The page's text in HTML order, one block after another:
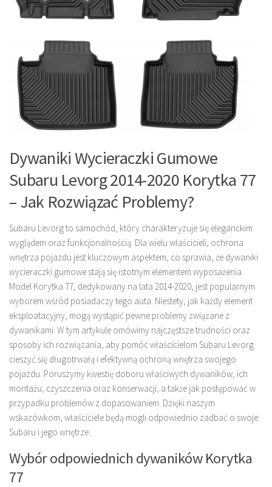
Dywaniki Wycieraczki Gumowe
Subaru Levorg 2014-2020 Korytka 77
– Jak Rozwiązać Problemy?
Subaru Levorg to samochód, który charakteryzuje się eleganckim
wyglądem oraz funkcjonalnością. Dla wielu właścicieli, ochrona
wnętrza pojazdu jest kluczowym aspektem, co sprawia, że dywaniki
wycieraczki gumowe stają się istotnym elementem wyposażenia.
Model Korytka 77, dedykowany na lata 2014-2020, jest popularnym
wyborem wśród posiadaczy tego auta. Niestety, jak każdy element
eksploatacyjny, mogą wystąpić pewne problemy związane z
dywanikami. W tym artykule omówimy najczęstsze trudności oraz
sposoby ich rozwiązania, aby pomóc właścicielom Subaru Levorg
cieszyć się długotrwałą i efektywną ochroną wnętrza swojego
pojazdu. Poruszymy kwestię doboru właściwych dywaników, ich
montażu, czyszczenia oraz konserwacji, a także jak postępować w
przypadku problemów z dopasowaniem. Dzięki naszym
wskazówkom, właściciele będą mogli odpowiednio zadbać o swoje
Subaru i jego wnętrze.
Wybór odpowiednich dywaników Korytka
77